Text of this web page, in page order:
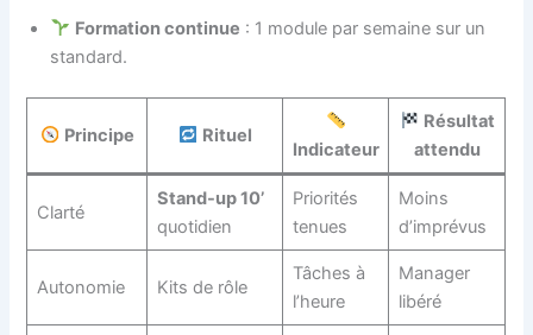
Formation continue : 1 module par semaine sur un
standard.
Principe Rituel
Indicateur
Résultat
attendu
Clarté
Stand-up 10’
quotidien
Priorités
tenues
Moins
d’imprévus
Autonomie Kits de rôle
Tâches à
l’heure
Manager
libéré